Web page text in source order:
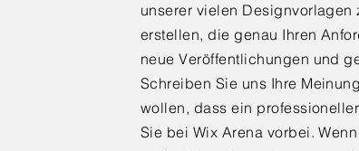
unserer vielen
erstellen, die genau Ihren
neue Veröffentlichungen und
Schreiben Sie uns Ihre
wollen, dass ein
Sie bei Wix Arena vorbei.